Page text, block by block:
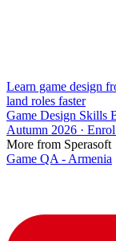
Learn game design
land roles faster
Game Design Skills
Autumn 2026 ·
More from Sperasoft
Game QA - Armenia